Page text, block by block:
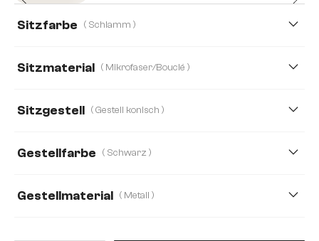
Sitzfarbe ( Schlamm )
Sitzmaterial ( Mikrofaser/Bouclé )
Sitzgestell ( Gestell konisch )
Gestellfarbe ( Schwarz )
Gestellmaterial ( Metall )